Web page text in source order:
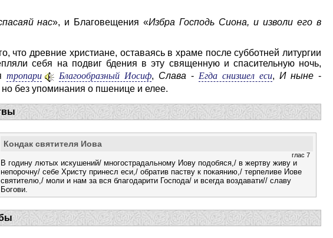
нас», и Благовещения «Избра Господь Сиона, и изволи его в
что древние христиане, оставаясь в храме после субботней литургии
себя на подвиг бдения в эту священную и спасительную ночь,
тропари Благообразный Иосиф, Слава - Егда снизшел еси, И ныне -
без упоминания о пшенице и елее.
Кондак святителя Иова
глас 7
В годину лютых искушений/ многострадальному Иову подобяся,/ в жертву живу и
непорочну/ себе Христу принесл еси,/ обратив паству к покаянию,/ терпеливе Иове
святителю,/ моли и нам за вся благодарити Господа/ и всегда воздавати// славу
Богови.